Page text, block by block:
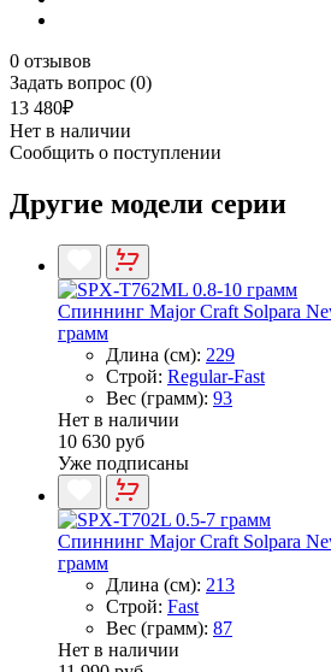
0 отзывов
Задать вопрос (0)
13 480₽
Нет в наличии
Сообщить о поступлении
Другие модели серии
Спиннинг Major Craft Solpara
грамм
Длина (см): 229
Строй: Regular-Fast
Вес (грамм): 93
Нет в наличии
10 630 руб
Уже подписаны
Спиннинг Major Craft Solpara
грамм
Длина (см): 213
Строй: Fast
Вес (грамм): 87
Нет в наличии